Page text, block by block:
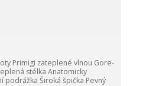
Primigi zateplené vlnou Gore-
stélka Anatomicky
podrážka Široká špička Pevný